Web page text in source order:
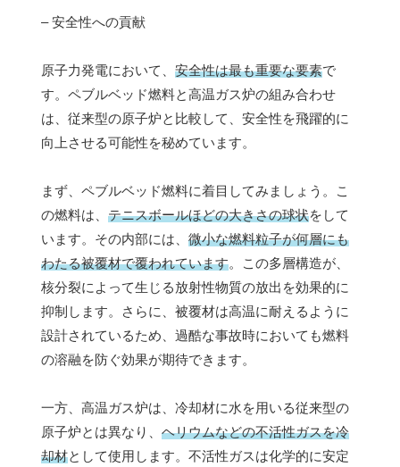
– 安全性への貢献
原子力発電において、 安全性は最も重要な要素で
す。ペブルベッド燃料と高温ガス炉の組み合わせ
は、従来型の原子炉と比較して、安全性を飛躍的に
向上させる可能性を秘めています。
まず、ペブルベッド燃料に着目してみましょう。こ
の燃料は、 テニスボールほどの大きさの球状をして
います。その内部には、 微小な燃料粒子が何層にも
わたる被覆材で覆われています。この多層構造が、
核分裂によって生じる放射性物質の放出を効果的に
抑制します。さらに、被覆材は高温に耐えるように
設計されているため、過酷な事故時においても燃料
の溶融を防ぐ効果が期待できます。
一方、高温ガス炉は、冷却材に水を用いる従来型の
原子炉とは異なり、 ヘリウムなどの不活性ガスを冷
却材として使用します。不活性ガスは化学的に安定